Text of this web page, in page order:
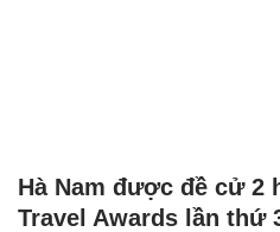
Hà Nam được đề cử 2
Travel Awards lần thứ